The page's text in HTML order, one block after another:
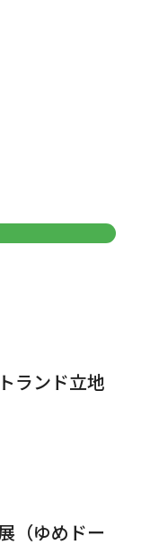
ランド立地
（ゆめドー